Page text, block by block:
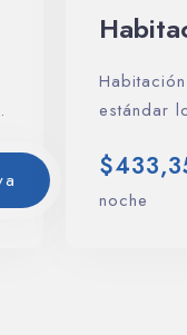
estándar
$
noche
Día de salida